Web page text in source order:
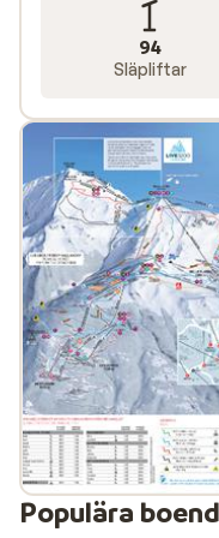
och runt La Plagne.
Haut-dalen, åk bob
ner för backarna på
också snöra på dig
utomhusrinken i La
området i ett
kilometer
härlig tur i
94
Släpliftar
Populära